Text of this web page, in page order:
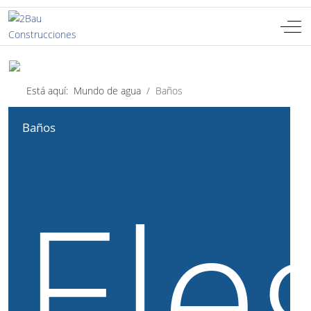
Off-
Está aquí: Mundo de agua Baños
Seleccione su idioma
Baños